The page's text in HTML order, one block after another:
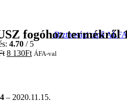
Biztonsági cipő
4.70 / 5
8 130Ft ÁFA-val
fogóhoztermékről
– 2020.11.15.